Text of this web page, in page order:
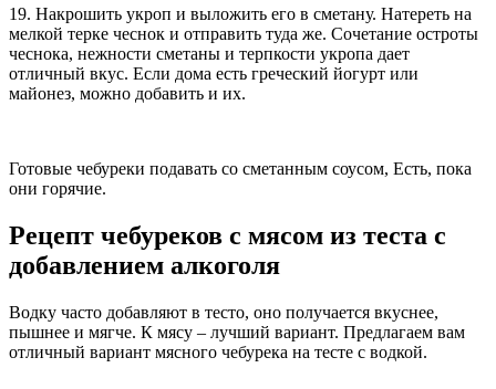
19. Накрошить укроп и выложить его в сметану. Натереть на
мелкой терке чеснок и отправить туда же. Сочетание остроты
чеснока, нежности сметаны и терпкости укропа дает
отличный вкус. Если дома есть греческий йогурт или
майонез, можно добавить и их.
Готовые чебуреки подавать со сметанным соусом, Есть, пока
они горячие.
Рецепт чебуреков с мясом из теста с
добавлением алкоголя
Водку часто добавляют в тесто, оно получается вкуснее,
пышнее и мягче. К мясу – лучший вариант. Предлагаем вам
отличный вариант мясного чебурека на тесте с водкой.